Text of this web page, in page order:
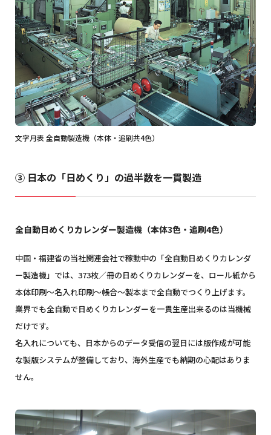
文字月表 全自動製造機（本体・追刷共4色）
③ 日本の「日めくり」の過半数を一貫製造
全自動日めくりカレンダー製造機（本体3色・追刷4色）
中国・福建省の当社関連会社で稼動中の「全自動日めくりカレンダ
ー製造機」では、373枚／冊の日めくりカレンダーを、ロール紙から
本体印刷～名入れ印刷～帳合～製本まで全自動でつくり上げます。
業界でも全自動で日めくりカレンダーを一貫生産出来るのは当機械
だけです。
名入れについても、日本からのデータ受信の翌日には版作成が可能
な製版システムが整備しており、海外生産でも納期の心配はありま
せん。